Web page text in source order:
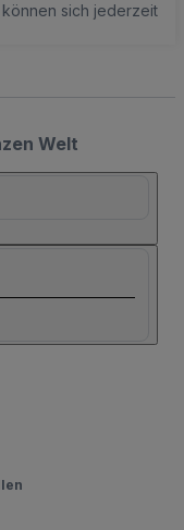
sich jederzeit
Welt